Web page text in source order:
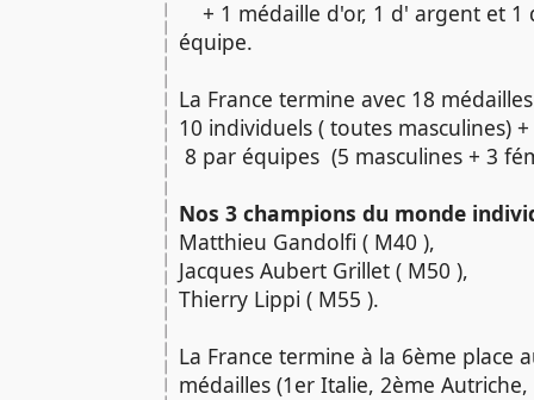
+ 1 médaille d'or, 1 d' argent et 1
équipe.
La France termine avec 18
10 individuels ( toutes masculines) +
8 par équipes (5 masculines + 3
Nos 3 champions du monde
Matthieu Gandolfi ( M40 ),
Jacques Aubert Grillet ( M50 ),
Thierry Lippi ( M55 ).
La France termine à la 6ème place
médailles (1er Italie, 2ème